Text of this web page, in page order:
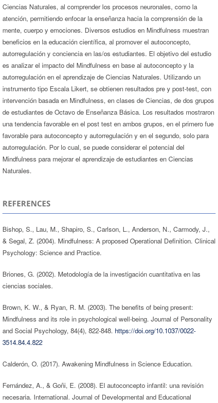
Ciencias Naturales, al comprender los procesos neuronales, como la
atención, permitiendo enfocar la enseñanza hacia la comprensión de la
mente, cuerpo y emociones. Diversos estudios en Mindfulness muestran
beneficios en la educación científica, al promover el autoconcepto,
autorregulación y conciencia en las/os estudiantes. El objetivo del estudio
es analizar el impacto del Mindfulness en base al autoconcepto y la
autorregulación en el aprendizaje de Ciencias Naturales. Utilizando un
instrumento tipo Escala Likert, se obtienen resultados pre y post-test, con
intervención basada en Mindfulness, en clases de Ciencias, de dos grupos
de estudiantes de Octavo de Enseñanza Básica. Los resultados mostraron
una tendencia favorable en el post test en ambos grupos, en el primero fue
favorable para autoconcepto y autorregulación y en el segundo, solo para
autorregulación. Por lo cual, se puede considerar el potencial del
Mindfulness para mejorar el aprendizaje de estudiantes en Ciencias
Naturales.
REFERENCES
Bishop, S., Lau, M., Shapiro, S., Carlson, L., Anderson, N., Carmody, J.,
& Segal, Z. (2004). Mindfulness: A proposed Operational Definition. Clinical
Psychology: Science and Practice.
Briones, G. (2002). Metodología de la investigación cuantitativa en las
ciencias sociales.
Brown, K. W., & Ryan, R. M. (2003). The benefits of being present:
Mindfulness and its role in psychological well-being. Journal of Personality
and Social Psychology, 84(4), 822-848. https://doi.org/10.1037/0022-
3514.84.4.822
Calderón, O. (2017). Awakening Mindfulness in Science Education.
Fernández, A., & Goñi, E. (2008). El autoconcepto infantil: una revisión
necesaria. International. Journal of Developmental and Educational